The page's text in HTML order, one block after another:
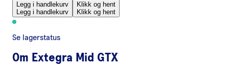
Legg i handlekurv
Legg i handlekurv
Klikk og hent
Klikk og hent
Se lagerstatus
Om Extegra Mid GTX